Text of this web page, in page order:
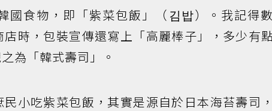
國食物，即「紫菜包飯」（김밥）。我記得
時，包裝宣傳還寫上「高麗棒子」，多少有
為「韓式壽司」。
小吃紫菜包飯，其實是源自於日本海苔壽司